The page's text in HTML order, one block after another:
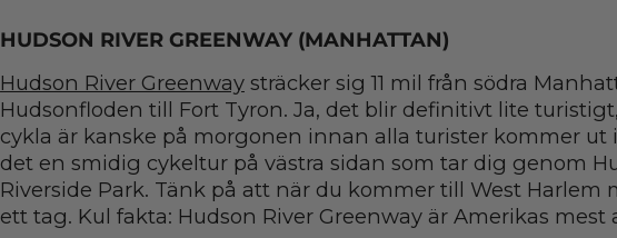
HUDSON RIVER GREENWAY (MANHATTAN)
Hudson River Greenway sträcker sig 11 mil från södra
Hudsonfloden till Fort Tyron. Ja, det blir definitivt lite
cykla är kanske på morgonen innan alla turister kommer ut
det en smidig cykeltur på västra sidan som tar dig genom
Riverside Park. Tänk på att när du kommer till West Harlem
ett tag. Kul fakta: Hudson River Greenway är Amerikas mest